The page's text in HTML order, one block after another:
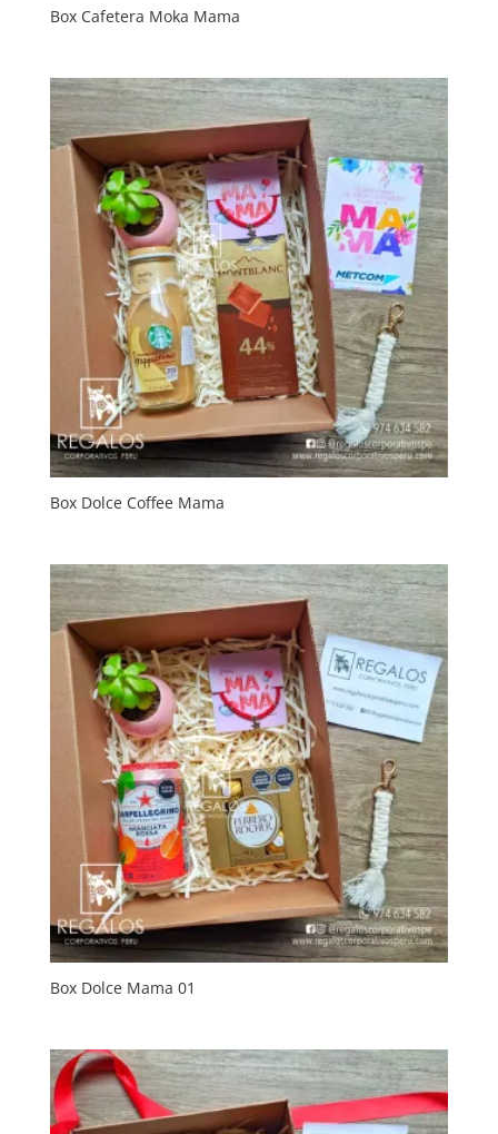
Box Cafetera Moka Mama
Box Dolce Coffee Mama
Box Dolce Mama 01